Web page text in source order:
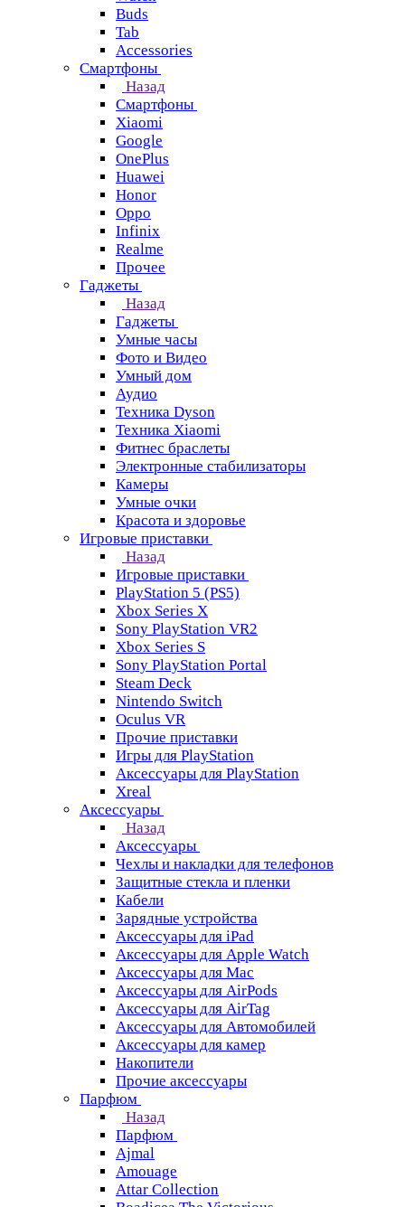
Buds
Tab
Accessories
Смартфоны
Назад
Смартфоны
Xiaomi
Google
OnePlus
Huawei
Honor
Oppo
Infinix
Realme
Прочее
Гаджеты
Назад
Гаджеты
Умные часы
Фото и Видео
Умный дом
Аудио
Техника Dyson
Техника Xiaomi
Фитнес браслеты
Электронные стабилизаторы
Камеры
Умные очки
Красота и здоровье
Игровые приставки
Назад
Игровые приставки
PlayStation 5 (PS5)
Xbox Series X
Sony PlayStation VR2
Xbox Series S
Sony PlayStation Portal
Steam Deck
Nintendo Switch
Oculus VR
Прочие приставки
Игры для PlayStation
Аксессуары для PlayStation
Xreal
Аксессуары
Назад
Аксессуары
Чехлы и накладки для телефонов
Защитные стекла и пленки
Кабели
Зарядные устройства
Аксессуары для iPad
Аксессуары для Apple Watch
Аксессуары для Mac
Аксессуары для AirPods
Аксессуары для AirTag
Аксессуары для Автомобилей
Аксессуары для камер
Накопители
Прочие аксессуары
Парфюм
Назад
Парфюм
Ajmal
Amouage
Attar Collection